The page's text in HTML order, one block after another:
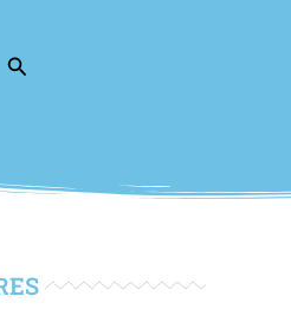
Rechercher